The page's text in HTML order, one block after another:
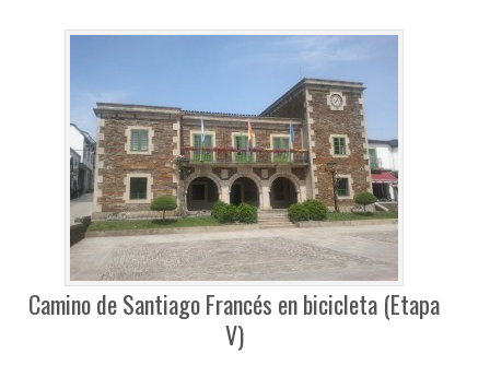
Camino de Santiago Francés en bicicleta (Etapa
V)